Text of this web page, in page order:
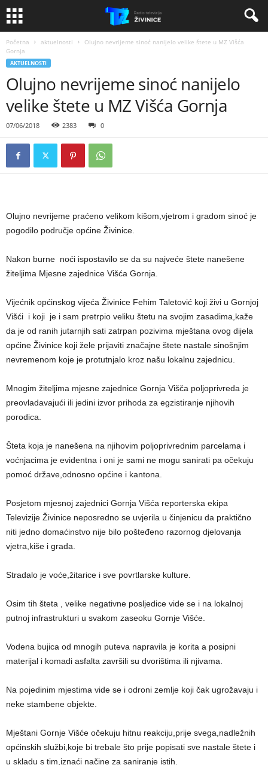
Početna aktuelnosti
Olujno nevrijeme sinoć nanijelo velike štete u MZ Višća
Gornja
AKTUELNOSTI
Olujno nevrijeme sinoć nanijelo
velike štete u MZ Višća Gornja
07/06/2018 2383 0
Olujno nevrijeme praćeno velikom kišom,vjetrom i gradom sinoć je
pogodilo područje općine Živinice.
Nakon burne noći ispostavilo se da su najveće štete nanešene
žiteljima Mjesne zajednice Višća Gornja.
Vijećnik općinskog vijeća Živinice Fehim Taletović koji živi u Gornjoj
Višći i koji je i sam pretrpio veliku štetu na svojim zasadima,kaže
da je od ranih jutarnjih sati zatrpan pozivima mještana ovog dijela
općine Živinice koji žele prijaviti značajne štete nastale sinošnjim
nevremenom koje je protutnjalo kroz našu lokalnu zajednicu.
Mnogim žiteljima mjesne zajednice Gornja Višča poljoprivreda je
preovladavajući ili jedini izvor prihoda za egzistiranje njihovih
porodica.
Šteta koja je nanešena na njihovim poljoprivrednim parcelama i
voćnjacima je evidentna i oni je sami ne mogu sanirati pa očekuju
pomoć države,odnosno općine i kantona.
Posjetom mjesnoj zajednici Gornja Višća reporterska ekipa
Televizije Živinice neposredno se uvjerila u činjenicu da praktično
niti jedno domaćinstvo nije bilo pošteđeno razornog djelovanja
vjetra,kiše i grada.
Stradalo je voće,žitarice i sve povrtlarske kulture.
Osim tih šteta , velike negativne posljedice vide se i na lokalnoj
putnoj infrastrukturi u svakom zaseoku Gornje Višće.
Vodena bujica od mnogih puteva napravila je korita a posipni
materijal i komadi asfalta završili su dvorištima ili njivama.
Na pojedinim mjestima vide se i odroni zemlje koji čak ugrožavaju i
neke stambene objekte.
Mještani Gornje Višće očekuju hitnu reakciju,prije svega,nadležnih
općinskih službi,koje bi trebale što prije popisati sve nastale štete i
u skladu s tim,iznaći načine za saniranje istih.